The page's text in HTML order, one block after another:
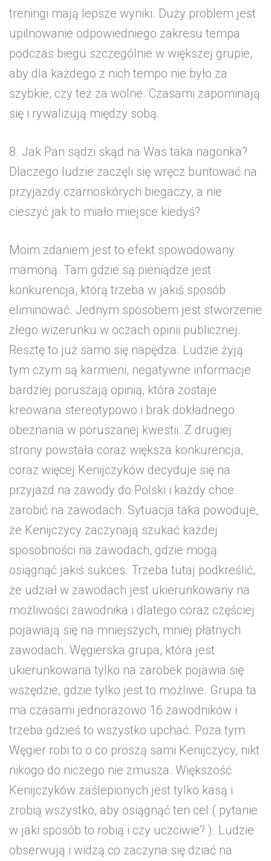
treningi mają lepsze wyniki. Duży problem jest
upilnowanie odpowiedniego zakresu tempa
podczas biegu szczególnie w większej grupie,
aby dla każdego z nich tempo nie było za
szybkie, czy też za wolne. Czasami zapominają
się i rywalizują między sobą.
8. Jak Pan sądzi skąd na Was taka nagonka?
Dlaczego ludzie zaczęli się wręcz buntować na
przyjazdy czarnoskórych biegaczy, a nie
cieszyć jak to miało miejsce kiedyś?
Moim zdaniem jest to efekt spowodowany
mamoną. Tam gdzie są pieniądze jest
konkurencja, którą trzeba w jakiś sposób
eliminować. Jednym sposobem jest stworzenie
złego wizerunku w oczach opinii publicznej.
Resztę to już samo się napędza. Ludzie żyją
tym czym są karmieni, negatywne informacje
bardziej poruszają opinią, która zostaje
kreowana stereotypowo i brak dokładnego
obeznania w poruszanej kwestii. Z drugiej
strony powstała coraz większa konkurencja,
coraz więcej Kenijczyków decyduje się na
przyjazd na zawody do Polski i każdy chce
zarobić na zawodach. Sytuacja taka powoduje,
że Kenijczycy zaczynają szukać każdej
sposobności na zawodach, gdzie mogą
osiągnąć jakiś sukces. Trzeba tutaj podkreślić,
że udział w zawodach jest ukierunkowany na
możliwości zawodnika i dlatego coraz częściej
pojawiają się na mniejszych, mniej płatnych
zawodach. Węgierska grupa, która jest
ukierunkowana tylko na zarobek pojawia się
wszędzie, gdzie tylko jest to możliwe. Grupa ta
ma czasami jednorazowo 16 zawodników i
trzeba gdzieś to wszystko upchać. Poza tym
Węgier robi to o co proszą sami Kenijczycy, nikt
nikogo do niczego nie zmusza. Większość
Kenijczyków zaślepionych jest tylko kasą i
zrobią wszystko, aby osiągnąć ten cel ( pytanie
w jaki sposób to robią i czy uczciwie? ). Ludzie
obserwują i widzą co zaczyna się dziać na